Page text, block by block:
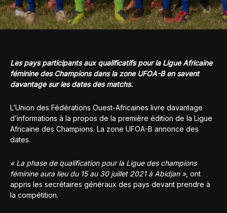
Les pays participants aux qualificatifs pour la Ligue Africaine
féminine des Champions dans la zone UFOA-B en savent
davantage sur les dates des matchs.
L’Union des Fédérations Ouest-Africaines livre davantage
d’informations à la propos de la première édition de la Ligue
Africaine des Champions. La zone UFOA-B annonce des
dates.
« La phase de qualification pour la Ligue des champions
féminine aura lieu du 15 au 30 juillet 2021 à Abidjan », ont
appris les secrétaires généraux des pays devant prendre à
la compétition.